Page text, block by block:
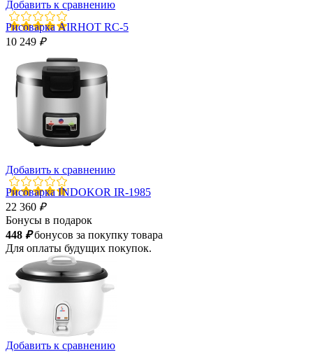
Добавить к сравнению
Рисоварка AIRHOT RC-5
10 249 ₽
Добавить к сравнению
Рисоварка INDOKOR IR-1985
22 360 ₽
Бонусы в подарок
448 ₽бонусов за покупку товара
Для оплаты будущих покупок.
Добавить к сравнению